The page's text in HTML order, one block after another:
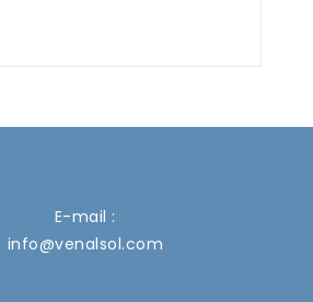
E-mail :
info@venalsol.com